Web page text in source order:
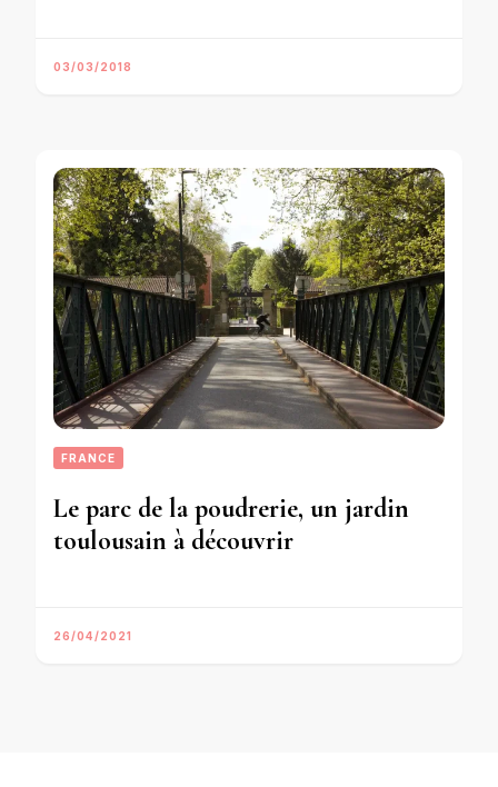
03/03/2018
FRANCE
Le parc de la poudrerie, un jardin
toulousain à découvrir
26/04/2021